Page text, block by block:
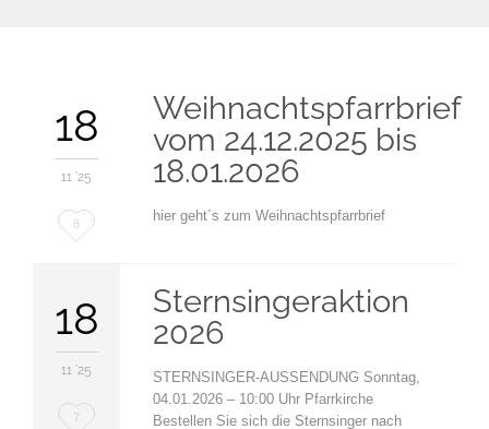
18
11 '25
Love
8
Weihnachtspfarrbrief
vom 24.12.2025 bis
18.01.2026
hier geht´s zum Weihnachtspfarrbrief
18
11 '25
Love
7
Sternsingeraktion
2026
STERNSINGER-AUSSENDUNG Sonntag,
04.01.2026 – 10:00 Uhr Pfarrkirche
Bestellen Sie sich die Sternsinger nach